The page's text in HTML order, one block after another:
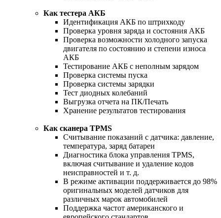
Как тестера АКБ
Идентификация АКБ по штрихкоду
Проверка уровня заряда и состояния АКБ
Проверка возможности холодного запуска
двигателя по состоянию и степени износа
АКБ
Тестирование АКБ с неполным зарядом
Проверка системы пуска
Проверка системы зарядки
Тест диодных колебаний
Выгрузка отчета на ПК/Печать
Хранение результатов тестирования
Как сканера TPMS
Считывание показаний с датчика: давление,
температура, заряд батареи
Диагностика блока управления TPMS,
включая считывание и удаление кодов
неисправностей и т. д.
В режиме активации поддерживается до 98%
оригинальных моделей датчиков для
различных марок автомобилей
Поддержка частот американского и